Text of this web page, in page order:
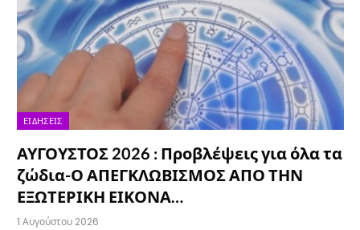
ΕΙΔΉΣΕΙΣ
ΑΥΓΟΥΣΤΟΣ 2026 : Προβλέψεις για όλα τα
ζώδια-Ο ΑΠΕΓΚΛΩΒΙΣΜΟΣ ΑΠΟ ΤΗΝ
ΕΞΩΤΕΡΙΚΗ ΕΙΚΟΝΑ…
1 Αυγούστου 2026